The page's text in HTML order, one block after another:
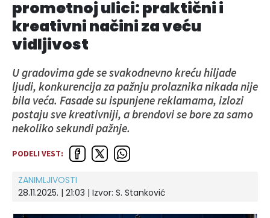
prometnoj ulici: praktični i
kreativni načini za veću
vidljivost
U gradovima gde se svakodnevno kreću hiljade
ljudi, konkurencija za pažnju prolaznika nikada nije
bila veća. Fasade su ispunjene reklamama, izlozi
postaju sve kreativniji, a brendovi se bore za samo
nekoliko sekundi pažnje.
PODELI VEST:
ZANIMLJIVOSTI
28.11.2025. | 21:03 | Izvor: S. Stanković